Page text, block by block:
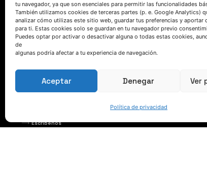
tu navegador, ya que son esenciales para permitir las funcionalidades
También utilizamos cookies de terceras partes (p. e. Google Analytics)
analizar cómo utilizas este sitio web, guardar tus preferencias y aportar
para ti. Estas cookies solo se guardan en tu navegador previo
Puedes optar por activar o desactivar alguna o todas estas cookies,
de
algunas podría afectar a tu experiencia de navegación.
Aceptar Denegar Ver
Política de privacidad
HABLEMOS
Escríbenos